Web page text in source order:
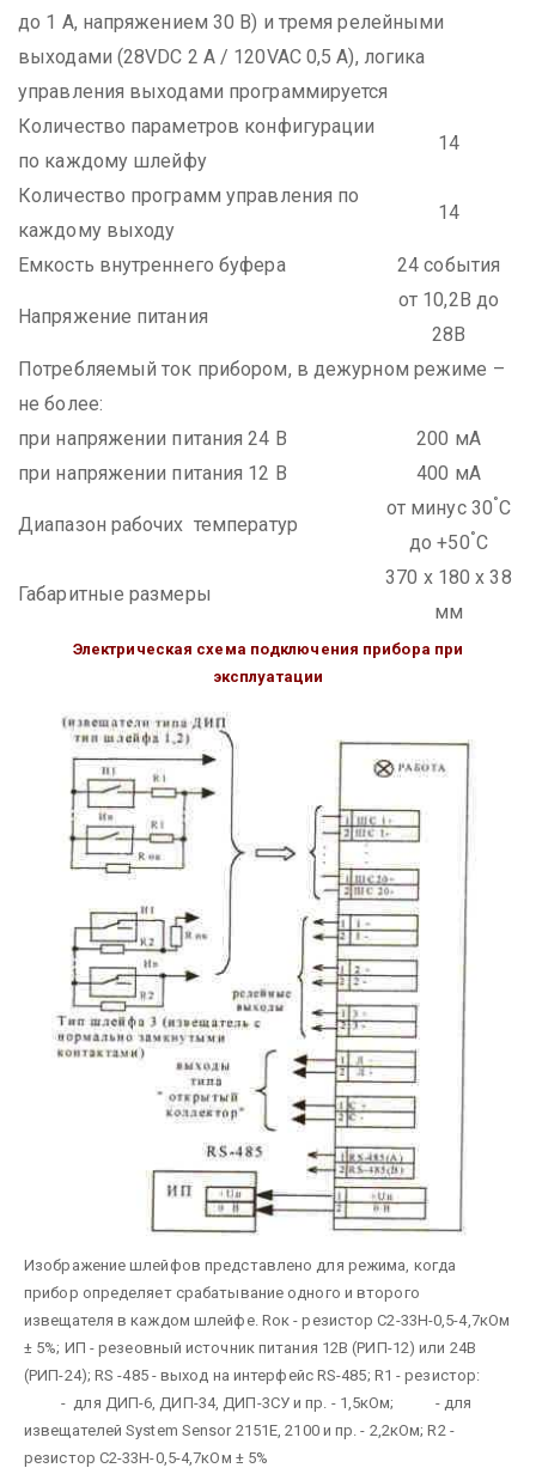
до 1 А, напряжением 30 В) и тремя релейными
выходами (28VDC 2 A / 120VAC 0,5 A), логика
управления выходами программируется
Количество параметров конфигурации
по каждому шлейфу
14
Количество программ управления по
каждому выходу
14
Емкость внутреннего буфера 24 события
Напряжение питания
от 10,2В до
28В
Потребляемый ток прибором, в дежурном режиме –
не более:
при напряжении питания 24 В
200 мА
при напряжении питания 12 В
400 мА
Диапазон рабочих температур
от минус 30°С
до +50°С
Габаритные размеры
370 х 180 х 38
мм
Электрическая схема подключения прибора при
эксплуатации
Изображение шлейфов представлено для режима, когда
прибор определяет срабатывание одного и второго
извещателя в каждом шлейфе. Rок - резистор С2-33Н-0,5-4,7кОм
± 5%; ИП - резеовный источник питания 12В (РИП-12) или 24В
(РИП-24); RS -485 - выход на интерфейс RS-485; R1 - резистор:
- для ДИП-6, ДИП-34, ДИП-3СУ и пр. - 1,5кОм; - для
извещателей System Sensor 2151E, 2100 и пр. - 2,2кОм; R2 -
резистор С2-33Н-0,5-4,7кОм ± 5%